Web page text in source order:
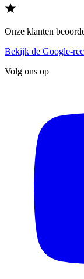
Onze klanten
Bekijk de Google-
Volg ons op